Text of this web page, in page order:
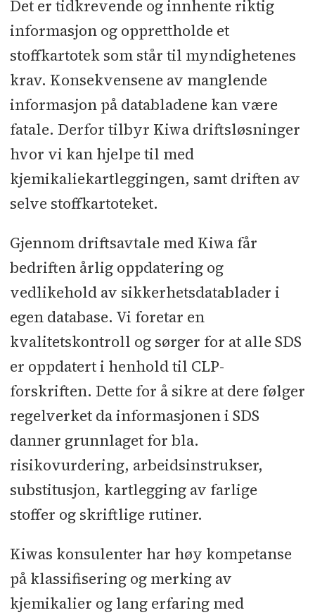
Det er tidkrevende og innhente riktig
informasjon og opprettholde et
stoffkartotek som står til myndighetenes
krav. Konsekvensene av manglende
informasjon på databladene kan være
fatale. Derfor tilbyr Kiwa driftsløsninger
hvor vi kan hjelpe til med
kjemikaliekartleggingen, samt driften av
selve stoffkartoteket.
Gjennom driftsavtale med Kiwa får
bedriften årlig oppdatering og
vedlikehold av sikkerhetsdatablader i
egen database. Vi foretar en
kvalitetskontroll og sørger for at alle SDS
er oppdatert i henhold til CLP-
forskriften. Dette for å sikre at dere følger
regelverket da informasjonen i SDS
danner grunnlaget for bla.
risikovurdering, arbeidsinstrukser,
substitusjon, kartlegging av farlige
stoffer og skriftlige rutiner.
Kiwas konsulenter har høy kompetanse
på klassifisering og merking av
kjemikalier og lang erfaring med